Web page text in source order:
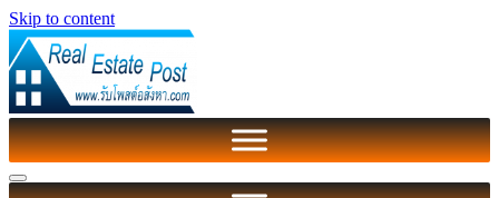
Skip to content